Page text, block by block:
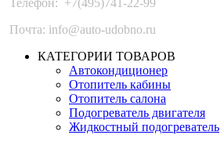
Телефон: +7(495)741-22-99
Почта: info@auto-udobno.ru
КАТЕГОРИИ ТОВАРОВ
Автокондиционер
Отопитель кабины
Отопитель салона
Подогреватель двигателя
Жидкостный подогреватель